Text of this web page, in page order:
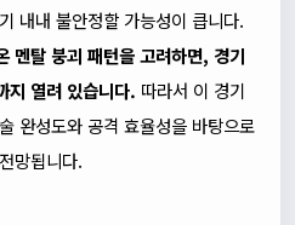
내내 불안정할 가능성이 큽니다.
멘탈 붕괴 패턴을 고려하면, 경기
지 열려 있습니다. 따라서 이 경기
완성도와 공격 효율성을 바탕으로
망됩니다.